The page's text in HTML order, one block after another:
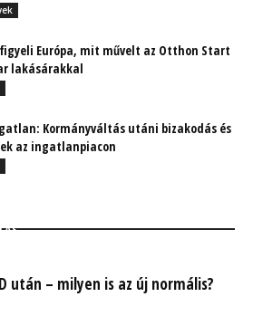
Európa, mit művelt az Otthon Start
lakásárakkal
Kormányváltás utáni bizakodás és
az ingatlanpiacon
után – milyen is az új normális?